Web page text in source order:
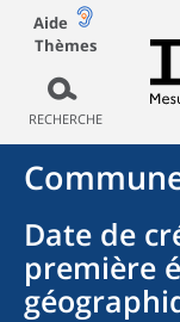
Aide
Thèmes
RECHERCHE
Date de
première